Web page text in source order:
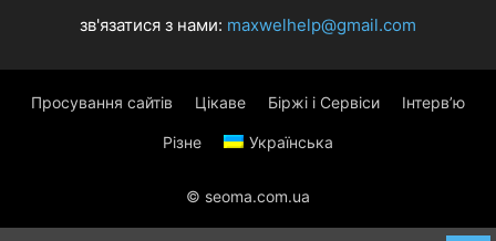
зв'язатися з нами: maxwelhelp@gmail.com
Просування сайтів Цікаве Біржі і Сервіси Інтерв’ю
Різне Українська
© seoma.com.ua